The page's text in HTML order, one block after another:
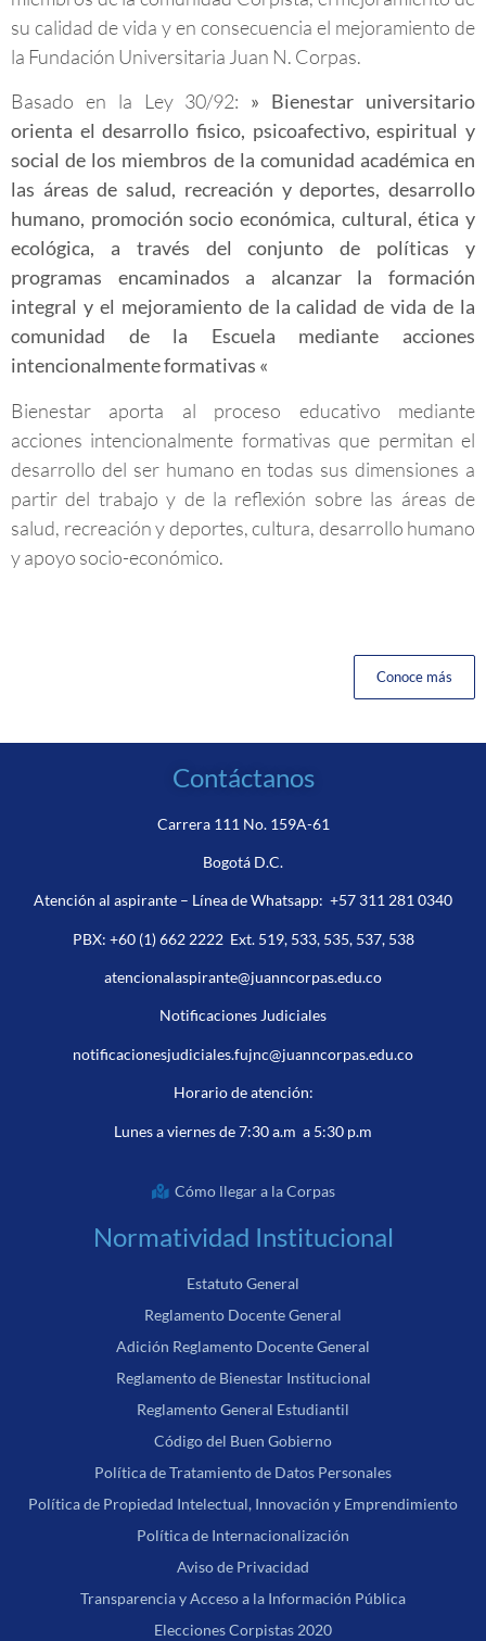
su calidad de vida y en consecuencia el mejoramiento de
la Fundación Universitaria Juan N. Corpas.
Basado en la Ley 30/92: » Bienestar universitario
orienta el desarrollo fisico, psicoafectivo, espiritual y
social de los miembros de la comunidad académica en
las áreas de salud, recreación y deportes, desarrollo
humano, promoción socio económica, cultural, ética y
ecológica, a través del conjunto de políticas y
programas encaminados a alcanzar la formación
integral y el mejoramiento de la calidad de vida de la
comunidad de la Escuela mediante acciones
intencionalmente formativas «
Bienestar aporta al proceso educativo mediante
acciones intencionalmente formativas que permitan el
desarrollo del ser humano en todas sus dimensiones a
partir del trabajo y de la reflexión sobre las áreas de
salud, recreación y deportes, cultura, desarrollo humano
y apoyo socio-económico.
Conoce más
Contáctanos
Carrera 111 No. 159A-61
Bogotá D.C.
Atención al aspirante – Línea de Whatsapp: +57 311 281 0340
PBX: +60 (1) 662 2222Ext. 519, 533, 535, 537, 538
atencionalaspirante@juanncorpas.edu.co
Notificaciones Judiciales
notificacionesjudiciales.fujnc@juanncorpas.edu.co
Horario de atención:
Lunes a viernes de 7:30 a.m a 5:30 p.m
Cómo llegar a la Corpas
Normatividad Institucional
Estatuto General
Reglamento Docente General
Adición Reglamento Docente General
Reglamento de Bienestar Institucional
Reglamento General Estudiantil
Código del Buen Gobierno
Política de Tratamiento de Datos Personales
Política de Propiedad Intelectual, Innovación y Emprendimiento
Política de Internacionalización
Aviso de Privacidad
Transparencia y Acceso a la Información Pública
Elecciones Corpistas 2020